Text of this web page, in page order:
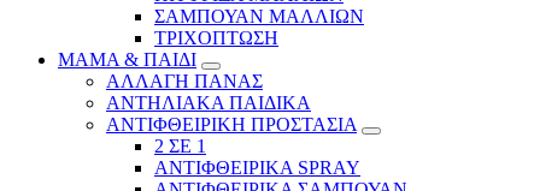
ΣΑΜΠΟΥΑΝ ΜΑΛΛΙΩΝ
ΤΡΙΧΟΠΤΩΣΗ
ΜΑΜΑ & ΠΑΙΔΙ
ΑΛΛΑΓΗ ΠΑΝΑΣ
ΑΝΤΗΛΙΑΚΑ ΠΑΙΔΙΚΑ
ΑΝΤΙΦΘΕΙΡΙΚΗ ΠΡΟΣΤΑΣΙΑ
2 ΣΕ 1
ΑΝΤΙΦΘΕΙΡΙΚΑ SPRAY